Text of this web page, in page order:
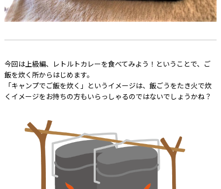
今回は上級編、レトルトカレーを食べてみよう！ということで、ご
飯を炊く所からはじめます。
「キャンプでご飯を炊く」というイメージは、飯ごうをたき火で炊
くイメージをお持ちの方もいらっしゃるのではないでしょうかね？